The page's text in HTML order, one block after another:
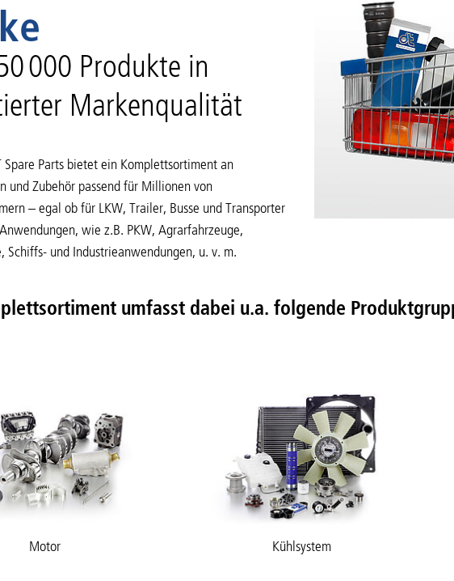
000 Produkte in
Markenqualität
Spare Parts bietet ein Komplettsortiment an
und Zubehör passend für Millionen von
– egal ob für LKW, Trailer, Busse und Transporter
wie z.B. PKW, Agrarfahrzeuge,
Schiffs- und Industrieanwendungen, u. v. m.
umfasst dabei u.a. folgende
Motor Kühlsystem